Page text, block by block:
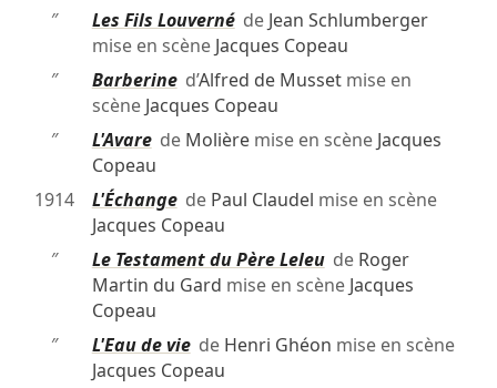
″
Les Fils Louvernéde Jean Schlumberger
mise en scène Jacques Copeau
″
Barberined’Alfred de Mussetmise en
scène Jacques Copeau
″
L'Avarede Molièremise en scène Jacques
Copeau
1914
L'Échangede Paul Claudel mise en scène
Jacques Copeau
″
Le Testament du Père Leleude Roger
Martin du Gard mise en scène Jacques
Copeau
″
L'Eau de viede Henri Ghéon mise en scène
Jacques Copeau